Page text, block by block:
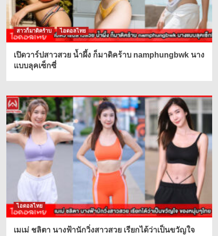
สาวก็มาดิคร้าบ ไอดอลไทย
เปิดวาร์ปสาวสวย น้ำผึ้ง ก็มาดิคร้าบ namphungbwk นาง
แบบลุคเซ็กซี่
ไอดอลไทย
เมเม่ ชลิตา นางฟ้านักวิ่งสาวสวย เรียกได้ว่าเป็นขวัญใจ